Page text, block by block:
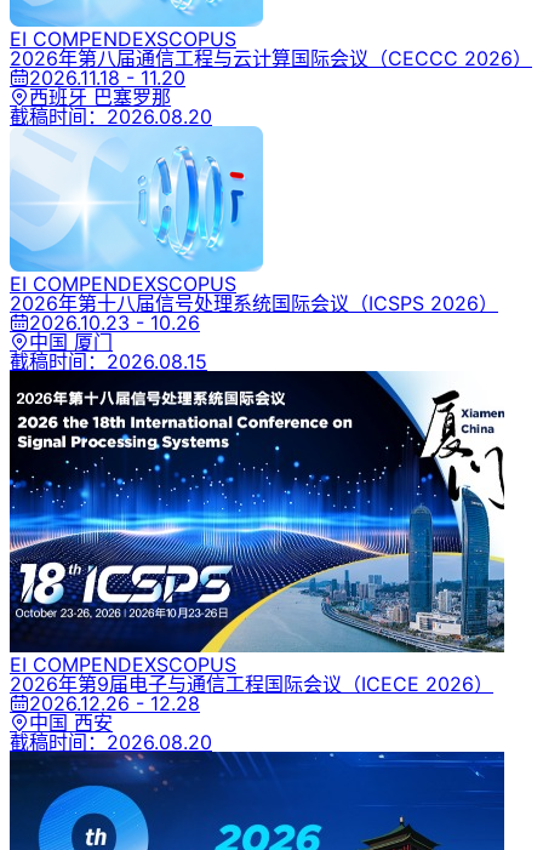
EI COMPENDEXSCOPUS
2026年第八届通信工程与云计算国际会议 （CECCC 2026）
2026.11.18 - 11.20
西班牙 巴塞罗那
截稿时间： 2026.08.20
EI COMPENDEXSCOPUS
2026年第十八届信号处理系统国际会议 （ICSPS 2026）
2026.10.23 - 10.26
中国 厦门
截稿时间： 2026.08.15
EI COMPENDEXSCOPUS
2026年第9届电子与通信工程国际会议 （ICECE 2026）
2026.12.26 - 12.28
中国 西安
截稿时间： 2026.08.20